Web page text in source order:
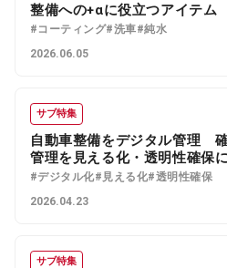
整備への+αに役立つアイテム
#コーティング#洗車#純水
2026.06.05
サブ特集
自動車整備をデジタル管理
管理を見える化・透明性確保
#デジタル化#見える化#透明性確保
2026.04.23
サブ特集